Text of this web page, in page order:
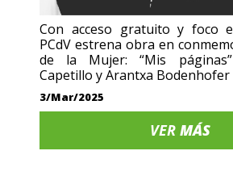
Con acceso gratuito y foco
PCdV estrena obra en
de la Mujer: “Mis
Capetillo y Arantxa Bodenhofer
3/Mar/2025
VERMÁS